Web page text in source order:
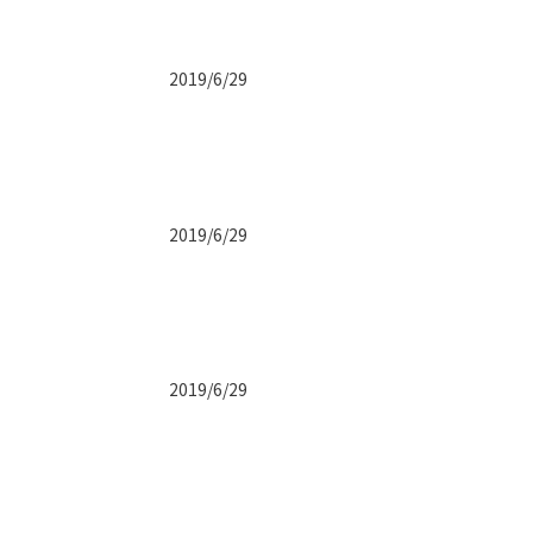
2019/6/29
2019/6/29
2019/6/29